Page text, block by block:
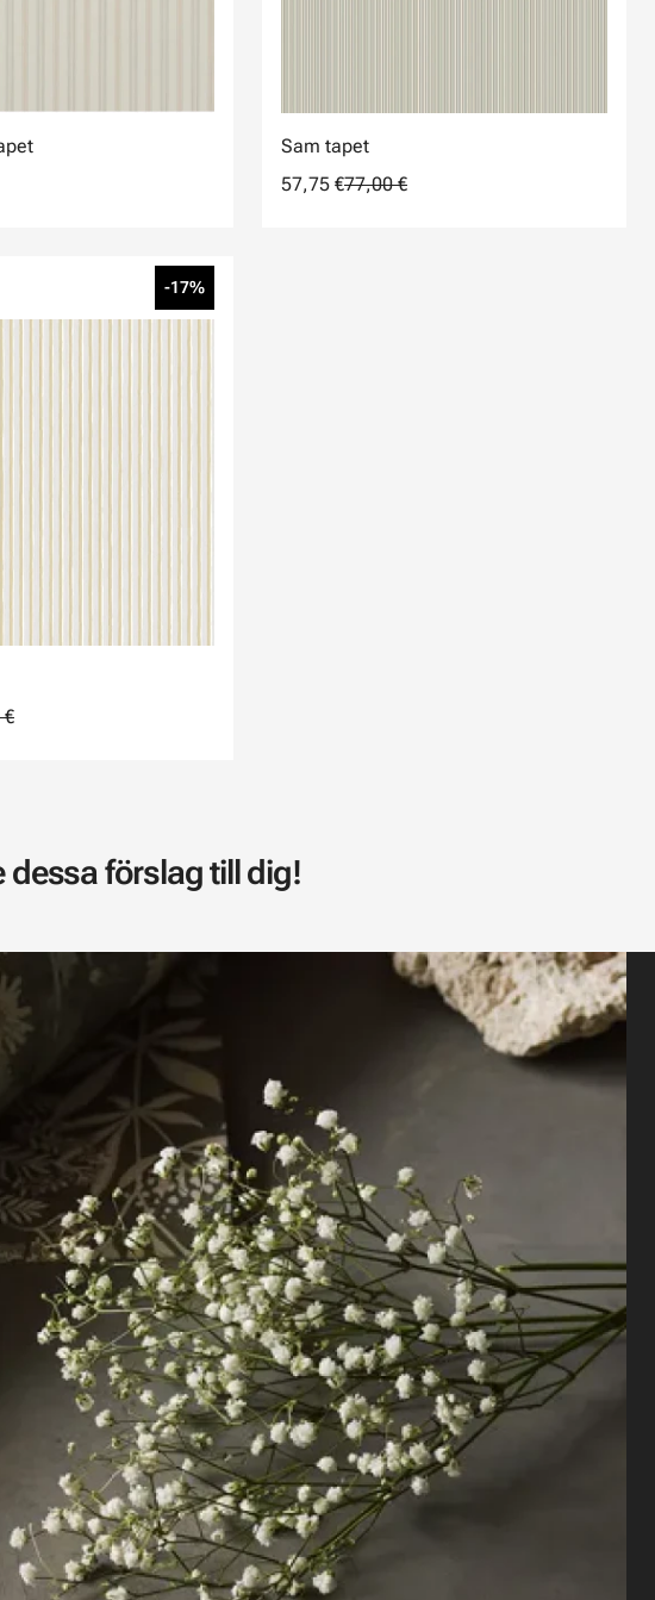
Sam tapet
57,75 €77,00 €
-17%
€
förslag till dig!